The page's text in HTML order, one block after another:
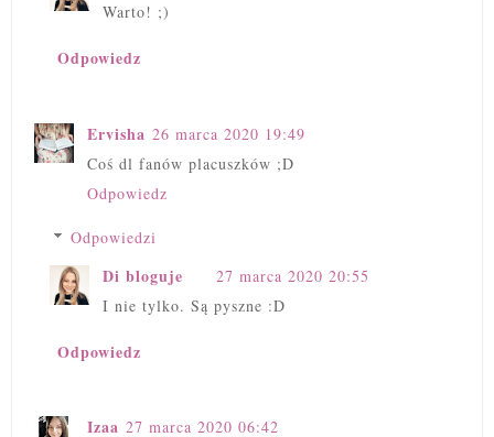
Warto! ;)
Odpowiedz
Ervisha 26 marca 2020 19:49
Coś dl fanów placuszków ;D
Odpowiedz
Odpowiedzi
Di bloguje
27 marca 2020 20:55
I nie tylko. Są pyszne :D
Odpowiedz
Izaa 27 marca 2020 06:42